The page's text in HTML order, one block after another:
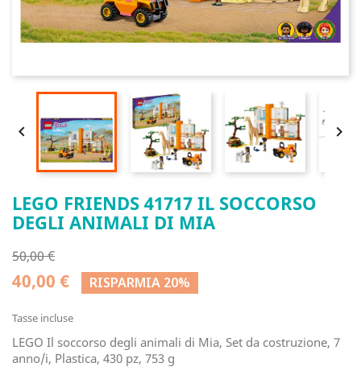
 
LEGO FRIENDS 41717 IL SOCCORSO
DEGLI ANIMALI DI MIA
50,00 €
40,00 € RISPARMIA 20%
Tasse incluse
LEGO Il soccorso degli animali di Mia, Set da costruzione, 7
anno/i, Plastica, 430 pz, 753 g